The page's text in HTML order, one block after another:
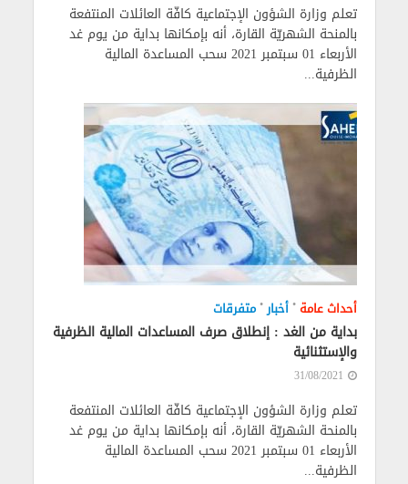
تعلم وزارة الشؤون الإجتماعية كافّة العائلات المنتفعة
بالمنحة الشهريّة القارة، أنه بإمكانها بداية من يوم غد
الأربعاء 01 سبتمبر 2021 سحب المساعدة المالية
الظرفية...
أحداث عامة • أخبار• متفرقات
بداية من الغد : إنطلاق صرف المساعدات المالية الظرفية
والإستثنائية
31/08/2021
تعلم وزارة الشؤون الإجتماعية كافّة العائلات المنتفعة
بالمنحة الشهريّة القارة، أنه بإمكانها بداية من يوم غد
الأربعاء 01 سبتمبر 2021 سحب المساعدة المالية
الظرفية...